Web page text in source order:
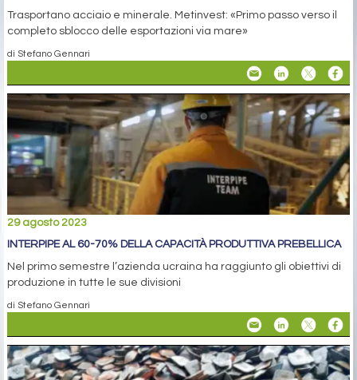
Trasportano acciaio e minerale. Metinvest: «Primo passo verso il
completo sblocco delle esportazioni via mare»
di Stefano Gennari
29 agosto 2023
INTERPIPE AL 60-70% DELLA CAPACITÀ PRODUTTIVA PREBELLICA
Nel primo semestre l’azienda ucraina ha raggiunto gli obiettivi di
produzione in tutte le sue divisioni
di Stefano Gennari